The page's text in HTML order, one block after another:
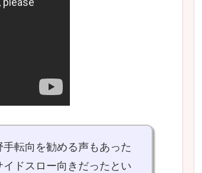
転向を勧める声もあった
ドスロー向きだったとい